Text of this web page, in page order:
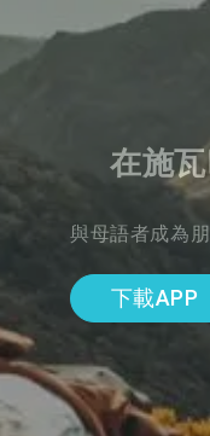
在施
與母語者成為
下載APP